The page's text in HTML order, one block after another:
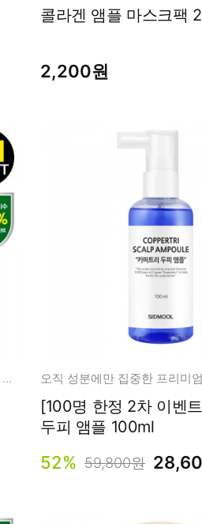
콜라겐 앰플 마스
2,200원
마스카라처럼 또렷! 영양제처럼 한올 한올 건강하게~
[100명 한정 2차 이벤
두피 앰플 100ml
52% 59,800원